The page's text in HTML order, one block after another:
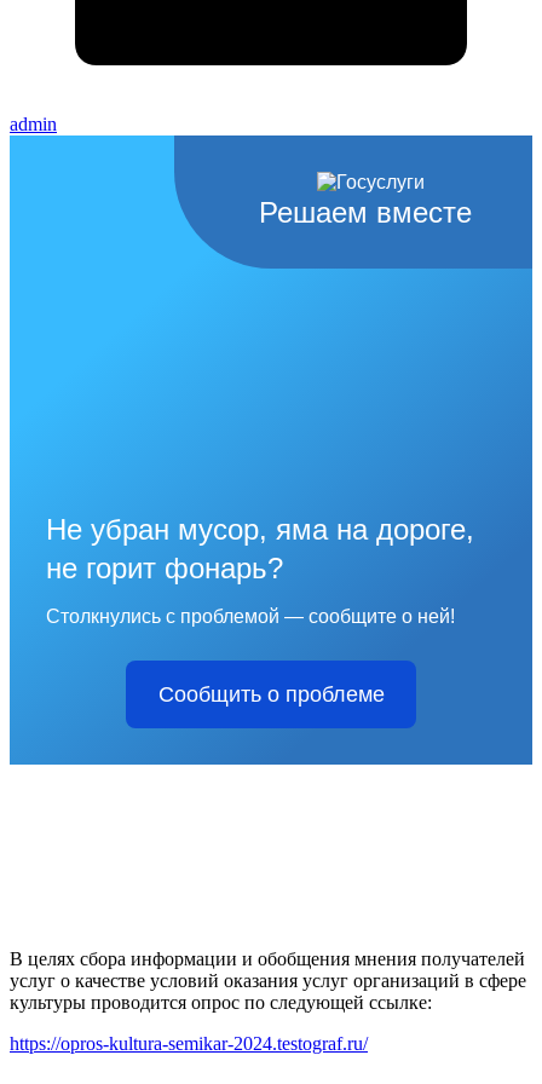
admin
Решаем вместе
Не убран мусор, яма на дороге,
не горит фонарь?
Столкнулись с проблемой — сообщите о ней!
Сообщить о проблеме
В целях сбора информации и обобщения мнения получателей
услуг о качестве условий оказания услуг организаций в сфере
культуры проводится опрос по следующей ссылке:
https://opros-kultura-semikar-2024.testograf.ru/